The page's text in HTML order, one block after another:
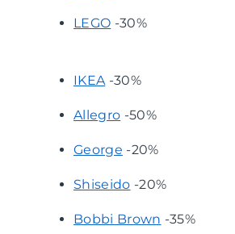
LEGO -30%
IKEA-30%
Allegro -50%
George -20%
Shiseido -20%
Bobbi Brown -35%